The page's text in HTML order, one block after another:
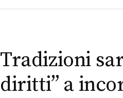
Tradizioni
diritti” a